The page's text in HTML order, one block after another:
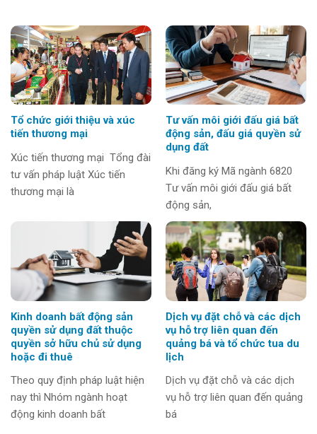
Tổ chức giới thiệu và xúc
tiến thương mại
Xúc tiến thương mại Tổng đài
tư vấn pháp luật Xúc tiến
thương mại là
Tư vấn môi giới đấu giá bất
động sản, đấu giá quyền sử
dụng đất
Khi đăng ký Mã ngành 6820
Tư vấn môi giới đấu giá bất
động sản,
Kinh doanh bất động sản
quyền sử dụng đất thuộc
quyền sở hữu chủ sử dụng
hoặc đi thuê
Theo quy định pháp luật hiện
nay thì Nhóm ngành hoạt
động kinh doanh bất
Dịch vụ đặt chỗ và các dịch
vụ hỗ trợ liên quan đến
quảng bá và tổ chức tua du
lịch
Dịch vụ đặt chỗ và các dịch
vụ hỗ trợ liên quan đến quảng
bá